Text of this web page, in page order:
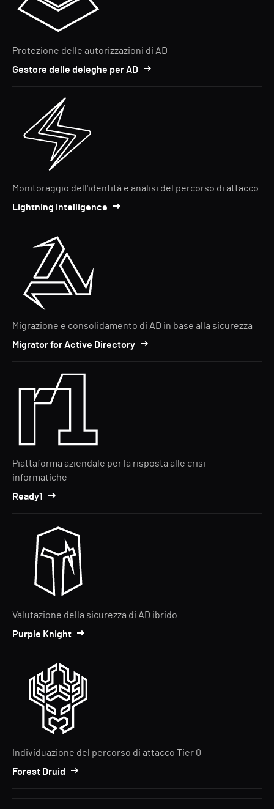
Protezione delle autorizzazioni di AD
Gestore delle deleghe per AD
Monitoraggio dell'identità e analisi del percorso di attacco
Lightning Intelligence
Migrazione e consolidamento di AD in base alla sicurezza
Migrator for Active Directory
Piattaforma aziendale per la risposta alle crisi
informatiche
Ready1
Valutazione della sicurezza di AD ibrido
Purple Knight
Individuazione del percorso di attacco Tier 0
Forest Druid